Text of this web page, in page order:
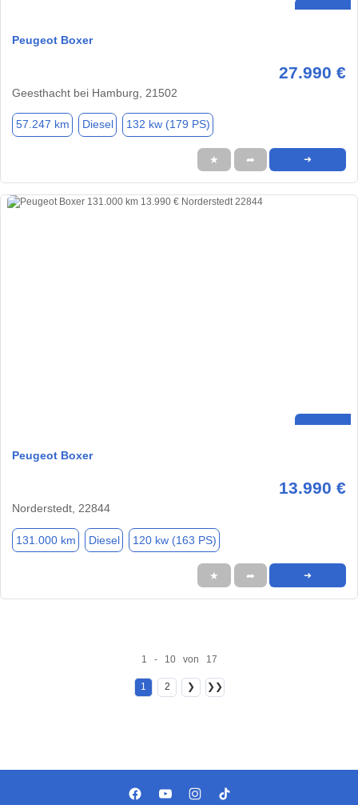
Peugeot Boxer
27.990 €
Geesthacht bei Hamburg, 21502
57.247 km Diesel 132 kw (179 PS)
★ ➦ ➜
Peugeot Boxer
13.990 €
Norderstedt, 22844
131.000 km Diesel 120 kw (163 PS)
★ ➦ ➜
1 - 10 von 17
1 2 ❯ ❯❯